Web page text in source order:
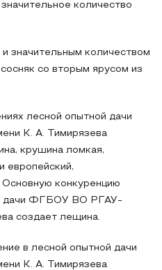
количество
значительным количеством
со вторым ярусом из
лесной опытной дачи
К. А. Тимирязева
крушина ломкая,
европейский,
конкуренцию
дачи ФГБОУ ВО РГАУ-
создает лещина.
в лесной опытной дачи
К. А. Тимирязева